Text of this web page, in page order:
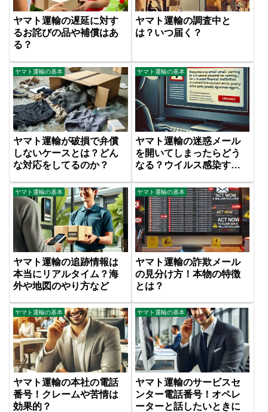
ヤマト運輸の遅延に対す
るお詫びの品や補償はあ
る？
ヤマト運輸の調査中と
は？いつ届く？
ヤマト運輸の基本
ヤマト運輸が破損で弁償
しないケースとは？どん
な対応をしてるのか？
ヤマト運輸の基本
ヤマト運輸の迷惑メール
を開いてしまったらどう
なる？ウイルス感染す
ヤマト運輸の基本
ヤマト運輸の追跡情報は
本当にリアルタイム？海
外や地図のやり方など
ヤマト運輸の基本
ヤマト運輸の詐欺メール
の見分け方！本物の特徴
とは？
ヤマト運輸の基本
ヤマト運輸の本社の電話
番号！クレームや苦情は
効果的？
ヤマト運輸の基本
ヤマト運輸のサービスセ
ンター電話番号！オペレ
ーターと話したいときに